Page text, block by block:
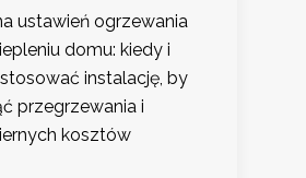
ustawień ogrzewania
domu: kiedy i
instalację, by
przegrzewania i
kosztów